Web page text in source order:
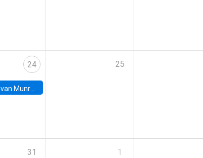
24
Neyman Visiting Assistant Professor in the Department of Statistics at UC Berkeley
25
31 1